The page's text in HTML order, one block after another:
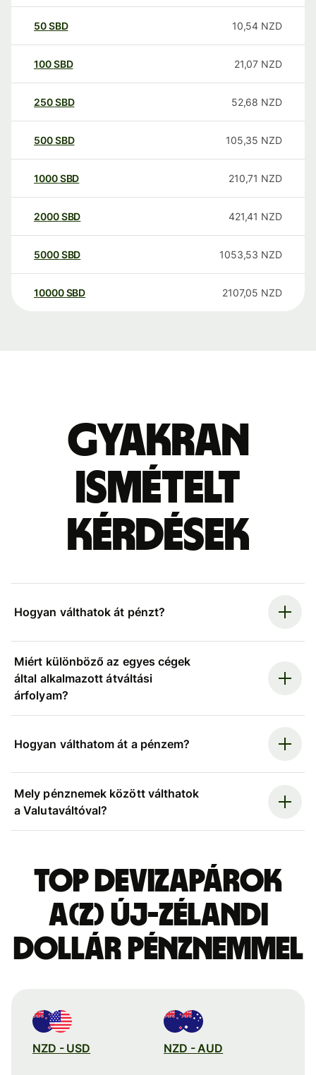
50SBD 10,54 NZD
100SBD 21,07 NZD
250SBD 52,68 NZD
500SBD 105,35 NZD
1000SBD 210,71 NZD
2000SBD 421,41 NZD
5000SBD 1053,53 NZD
10000 SBD 2107,05 NZD
Gyakran
ismételt
kérdések
Hogyan válthatok át pénzt?
Miért különböző az egyes cégek
által alkalmazott átváltási
árfolyam?
Hogyan válthatom át a pénzem?
Mely pénznemek között válthatok
a Valutaváltóval?
Top devizapárok
a(z) új-zélandi
dollár pénznemmel
NZD - USD NZD - AUD